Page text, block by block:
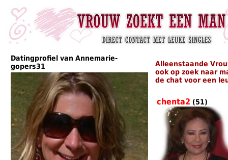
Datingprofiel van Annemarie-
gopers31
Alleenstaande
ook op zoek naar
de chat voor een
chenta2 (51)